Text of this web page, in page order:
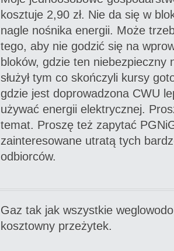
kosztuje 2,90 zł. Nie da się w
nagle nośnika energii. Może
tego, aby nie godzić się na
bloków, gdzie ten niebezpieczny
służył tym co skończyli kursy
gdzie jest doprowadzona CWU
używać energii elektrycznej.
temat. Proszę też zapytać
zainteresowane utratą tych
odbiorców.
Gaz tak jak wszystkie
kosztowny przeżytek.